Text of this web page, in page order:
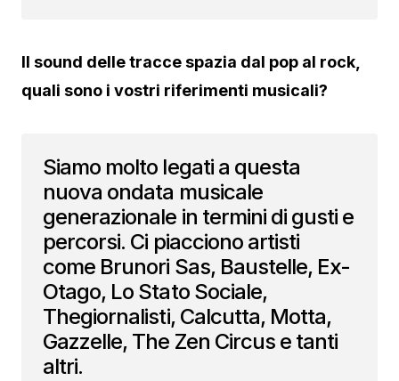
Il sound delle tracce spazia dal pop al rock,
quali sono i vostri riferimenti musicali?
Siamo molto legati a questa
nuova ondata musicale
generazionale in termini di gusti e
percorsi. Ci piacciono artisti
come Brunori Sas, Baustelle, Ex-
Otago, Lo Stato Sociale,
Thegiornalisti, Calcutta, Motta,
Gazzelle, The Zen Circus e tanti
altri.